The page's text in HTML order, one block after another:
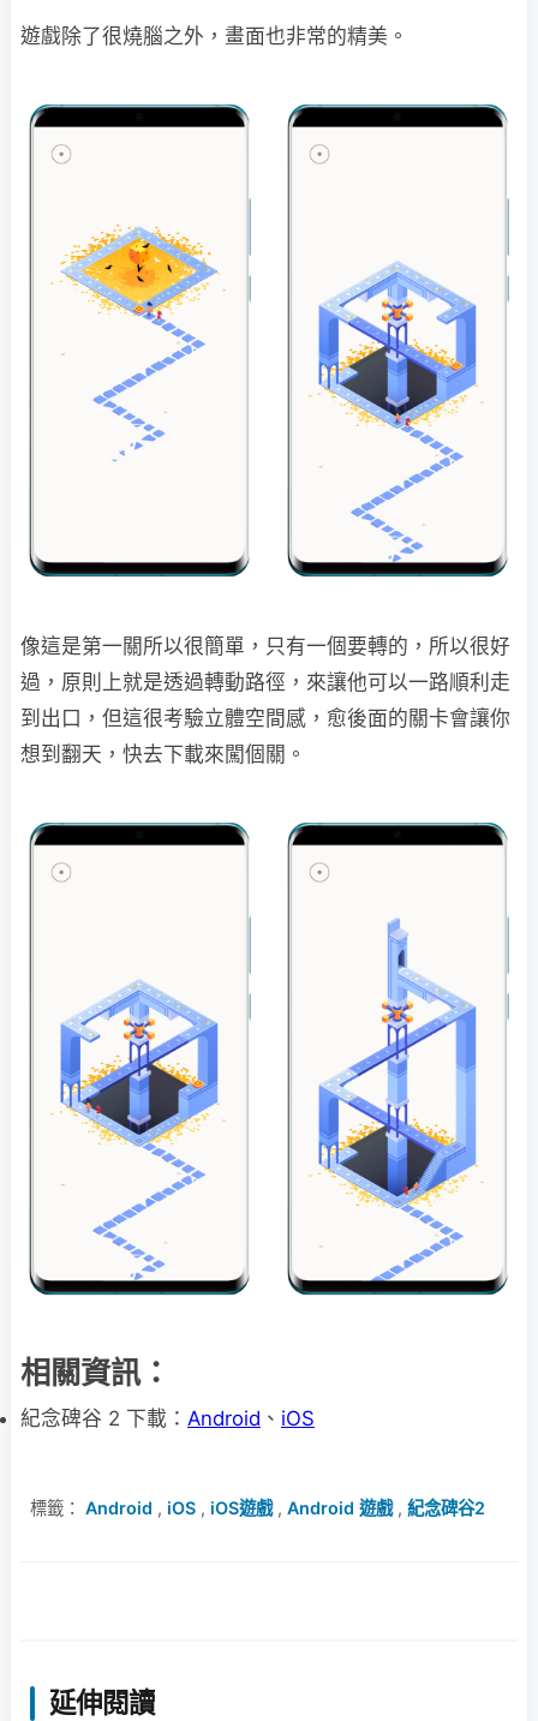
遊戲除了很燒腦之外，畫面也非常的精美。
像這是第一關所以很簡單，只有一個要轉的，所以很好
過，原則上就是透過轉動路徑，來讓他可以一路順利走
到出口，但這很考驗立體空間感，愈後面的關卡會讓你
想到翻天，快去下載來闖個關。
相關資訊：
紀念碑谷 2 下載： Android 、 iOS
標籤： Android , iOS , iOS遊戲, Android 遊戲, 紀念碑谷2
延伸閱讀